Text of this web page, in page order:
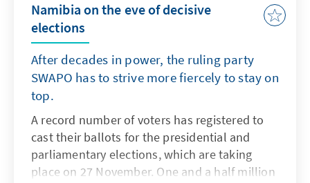
Namibia on the eve of decisive
elections
After decades in power, the ruling party
SWAPO has to strive more fiercely to stay on
top.
A record number of voters has registered to
cast their ballots for the presidential and
parliamentary elections, which are taking
place on 27 November. One and a half million